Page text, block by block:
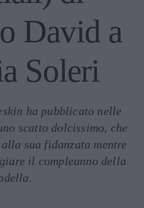
David a
Soleri
ha pubblicato nelle
scatto dolcissimo, che
sua fidanzata mentre
il compleanno della